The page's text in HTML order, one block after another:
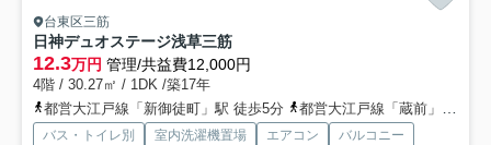
台東区三筋
日神デュオステージ浅草三筋
12.3万円 管理/共益費12,000円
4階 / 30.27㎡ / 1DK /築17年
都営大江戸線「新御徒町」駅 徒歩5分
都営大江戸線「蔵前」駅 徒歩13分
バス・トイレ別 室内洗濯機置場 エアコン
バルコニー